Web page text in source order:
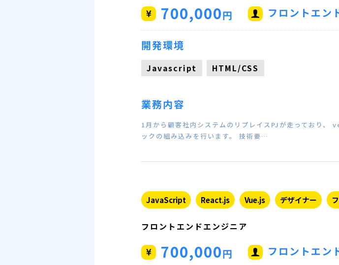
700,000円 フロントエン
開発環境
Javascript HTML/CSS
業務内容
1月から顧客社内システムのリプレイスPJが走っており
ックの組み込みを行います。 技術要…
JavaScript React.js Vue.js デザイナー
フロントエンドエンジニア
700,000円 フロントエン